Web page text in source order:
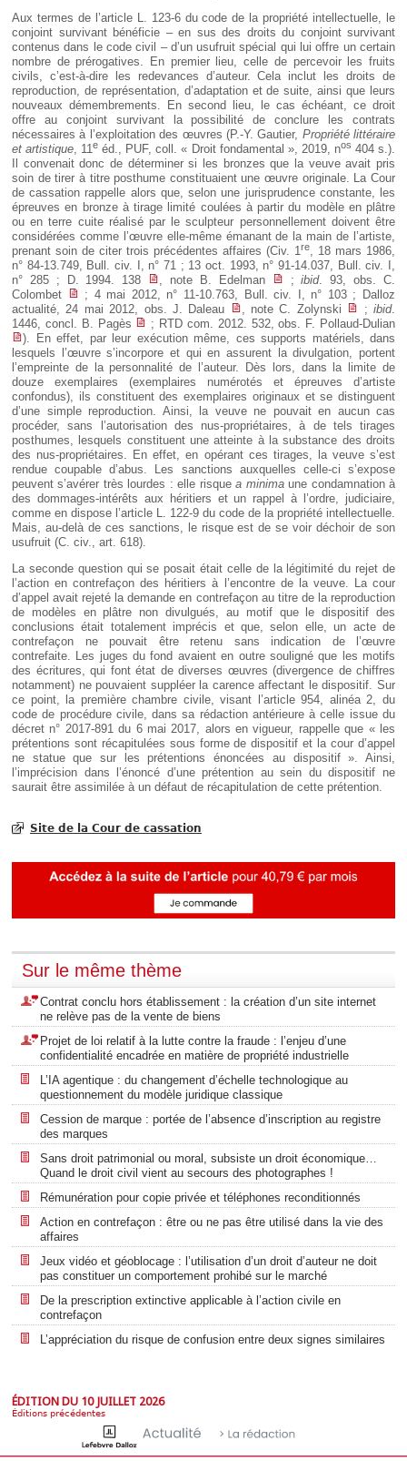
Aux termes de l’article L. 123-6 du code de la propriété intellectuelle, le
conjoint survivant bénéficie – en sus des droits du conjoint survivant
contenus dans le code civil – d’un usufruit spécial qui lui offre un certain
nombre de prérogatives. En premier lieu, celle de percevoir les fruits
civils, c’est-à-dire les redevances d’auteur. Cela inclut les droits de
reproduction, de représentation, d’adaptation et de suite, ainsi que leurs
nouveaux démembrements. En second lieu, le cas échéant, ce droit
offre au conjoint survivant la possibilité de conclure les contrats
nécessaires à l’exploitation des œuvres (P.-Y. Gautier, Propriété littéraire
et artistique, 11e éd., PUF, coll. « Droit fondamental », 2019, nos 404 s.).
Il convenait donc de déterminer si les bronzes que la veuve avait pris
soin de tirer à titre posthume constituaient une œuvre originale. La Cour
de cassation rappelle alors que, selon une jurisprudence constante, les
épreuves en bronze à tirage limité coulées à partir du modèle en plâtre
ou en terre cuite réalisé par le sculpteur personnellement doivent être
considérées comme l’œuvre elle-même émanant de la main de l’artiste,
prenant soin de citer trois précédentes affaires (Civ. 1re, 18 mars 1986,
n° 84-13.749, Bull. civ. I, n° 71 ; 13 oct. 1993, n° 91-14.037, Bull. civ. I,
n° 285 ; D. 1994. 138
, note B. Edelman ;ibid. 93, obs. C.
Colombet
; 4 mai 2012, n° 11-10.763, Bull. civ. I, n° 103 ; Dalloz
actualité, 24 mai 2012, obs. J. Daleau
, note C. Zolynski ;ibid.
1446, concl. B. Pagès
; RTD com. 2012. 532, obs. F. Pollaud-Dulian
). En effet, par leur exécution même, ces supports matériels, dans
lesquels l’œuvre s’incorpore et qui en assurent la divulgation, portent
l’empreinte de la personnalité de l’auteur. Dès lors, dans la limite de
douze exemplaires (exemplaires numérotés et épreuves d’artiste
confondus), ils constituent des exemplaires originaux et se distinguent
d’une simple reproduction. Ainsi, la veuve ne pouvait en aucun cas
procéder, sans l’autorisation des nus-propriétaires, à de tels tirages
posthumes, lesquels constituent une atteinte à la substance des droits
des nus-propriétaires. En effet, en opérant ces tirages, la veuve s’est
rendue coupable d’abus. Les sanctions auxquelles celle-ci s’expose
peuvent s’avérer très lourdes : elle risquea minimaune condamnation à
des dommages-intérêts aux héritiers et un rappel à l’ordre, judiciaire,
comme en dispose l’article L. 122-9 du code de la propriété intellectuelle.
Mais, au-delà de ces sanctions, le risque est de se voir déchoir de son
usufruit (C. civ., art. 618).
La seconde question qui se posait était celle de la légitimité du rejet de
l’action en contrefaçon des héritiers à l’encontre de la veuve. La cour
d’appel avait rejeté la demande en contrefaçon au titre de la reproduction
de modèles en plâtre non divulgués, au motif que le dispositif des
conclusions était totalement imprécis et que, selon elle, un acte de
contrefaçon ne pouvait être retenu sans indication de l’œuvre
contrefaite. Les juges du fond avaient en outre souligné que les motifs
des écritures, qui font état de diverses œuvres (divergence de chiffres
notamment) ne pouvaient suppléer la carence affectant le dispositif. Sur
ce point, la première chambre civile, visant l’article 954, alinéa 2, du
code de procédure civile, dans sa rédaction antérieure à celle issue du
décret n° 2017-891 du 6 mai 2017, alors en vigueur, rappelle que « les
prétentions sont récapitulées sous forme de dispositif et la cour d’appel
ne statue que sur les prétentions énoncées au dispositif ». Ainsi,
l’imprécision dans l’énoncé d’une prétention au sein du dispositif ne
saurait être assimilée à un défaut de récapitulation de cette prétention.
Site de la Cour de cassation
Sur le même thème
Contrat conclu hors établissement : la création d’un site internet
ne relève pas de la vente de biens
Projet de loi relatif à la lutte contre la fraude : l’enjeu d’une
confidentialité encadrée en matière de propriété industrielle
L’IA agentique : du changement d’échelle technologique au
questionnement du modèle juridique classique
Cession de marque : portée de l’absence d’inscription au registre
des marques
Sans droit patrimonial ou moral, subsiste un droit économique…
Quand le droit civil vient au secours des photographes !
Rémunération pour copie privée et téléphones reconditionnés
Action en contrefaçon : être ou ne pas être utilisé dans la vie des
affaires
Jeux vidéo et géoblocage : l’utilisation d’un droit d’auteur ne doit
pas constituer un comportement prohibé sur le marché
De la prescription extinctive applicable à l’action civile en
contrefaçon
L’appréciation du risque de confusion entre deux signes similaires
ÉDITION DU 10 JUILLET 2026
Éditions précédentes